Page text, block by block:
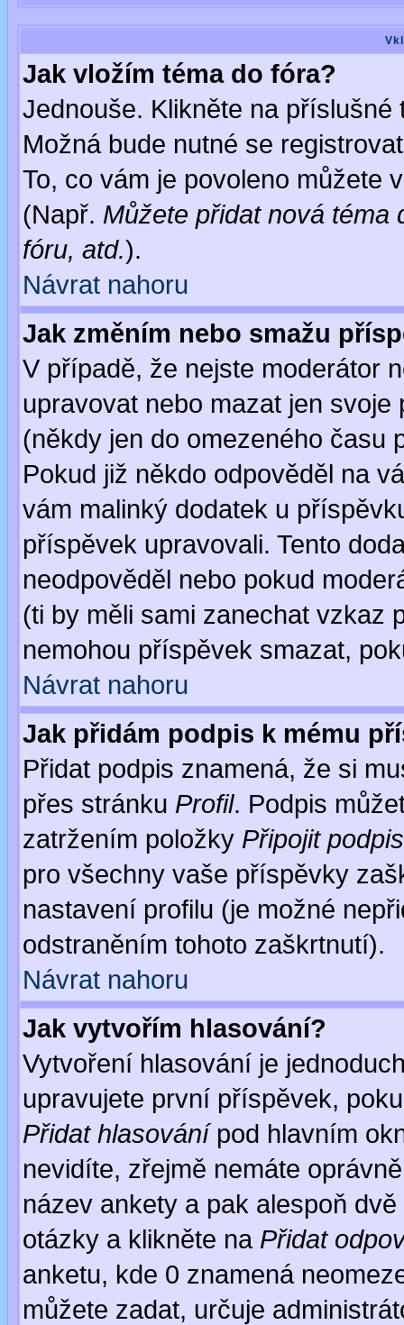
Jak vložím téma do fóra?
Jednouše. Klikněte na
Možná bude nutné se
To, co vám je povoleno můžete
(Např. Můžete přidat nová téma
fóru, atd.).
Návrat nahoru
Jak změním nebo smažu
V případě, že nejste moderátor
upravovat nebo mazat jen
(někdy jen do omezeného
Pokud již někdo odpověděl na
vám malinký dodatek u
příspěvek upravovali. Tento
neodpověděl nebo pokud
(ti by měli sami zanechat vzkaz
nemohou příspěvek smazat,
Návrat nahoru
Jak přidám podpis k mému
Přidat podpis znamená, že si
přes stránku Profil. Podpis
zatržením položky Připojit podpis
pro všechny vaše příspěvky
nastavení profilu (je možné
odstraněním tohoto zaškrtnutí).
Návrat nahoru
Jak vytvořím hlasování?
Vytvoření hlasování je
upravujete první příspěvek,
Přidat hlasovánípod hlavním
nevidíte, zřejmě nemáte
název ankety a pak alespoň
otázky a klikněte na Přidat
anketu, kde 0 znamená
můžete zadat, určuje